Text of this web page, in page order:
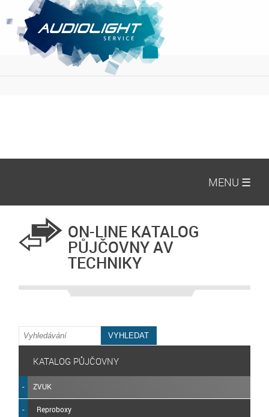
MENU ☰
ON-LINE KATALOG
PŮJČOVNY AV
TECHNIKY
KATALOG PŮJČOVNY
ZVUK
Reproboxy